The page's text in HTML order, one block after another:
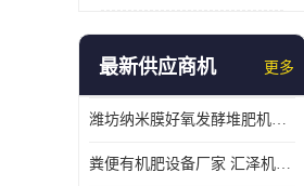
最新供应商机 更多
潍坊纳米膜好氧发酵堆肥机定制
粪便有机肥设备厂家 汇泽机械 免费报价